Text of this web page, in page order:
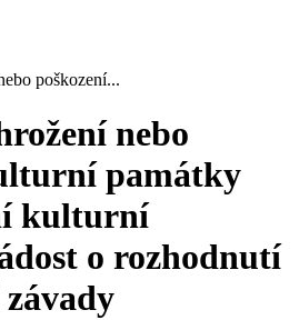
poškození...
nebo
památky
kulturní
o rozhodnutí